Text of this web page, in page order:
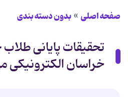
صفحه اصلی بدون دسته بندی
تحقیقات پایانی
خراسان الکترونیکی